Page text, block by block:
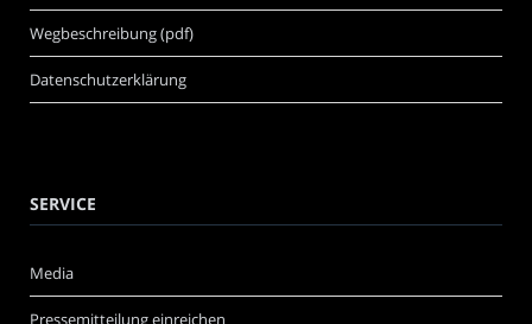
Wegbeschreibung (pdf)
Datenschutzerklärung
SERVICE
Media
Pressemitteilung einreichen